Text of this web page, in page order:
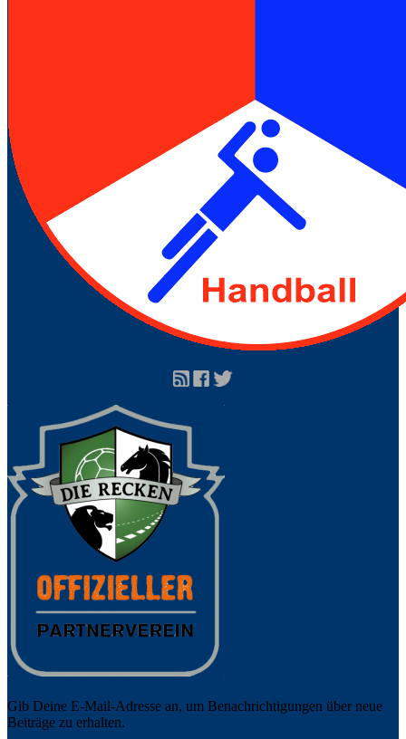
Gib Deine E-Mail-Adresse an, um Benachrichtigungen über neue
Beiträge zu erhalten.